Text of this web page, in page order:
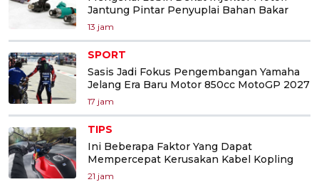
Jantung Pintar Penyuplai Bahan Bakar
13 jam
SPORT
Sasis Jadi Fokus Pengembangan Yamaha
Jelang Era Baru Motor 850cc MotoGP 2027
17 jam
TIPS
Ini Beberapa Faktor Yang Dapat
Mempercepat Kerusakan Kabel Kopling
21 jam